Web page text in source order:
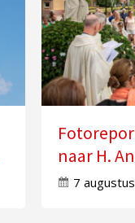
naar H.
7